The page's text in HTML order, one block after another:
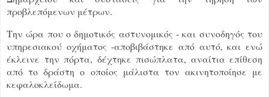
προβλεπόμενων μέτρων.
Την ώρα που ο δημοτικός αστυνομικός - και συνοδηγός του
υπηρεσιακού οχήματος -αποβιβάστηκε από αυτό, και ενώ
έκλεινε την πόρτα, δέχτηκε πισώπλατα, αναίτια επίθεση
από το δράστη ο οποίος μάλιστα τον ακινητοποίησε με
κεφαλοκλείδωμα.